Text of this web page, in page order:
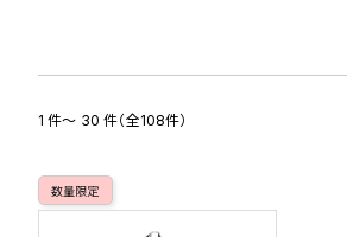
1 件～ 30 件（全108件）
数量限定